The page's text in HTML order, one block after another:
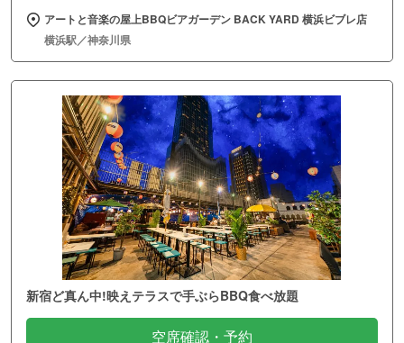
アートと音楽の屋上BBQビアガーデン BACK YARD 横浜ビブレ店
横浜駅／神奈川県
新宿ど真ん中!映えテラスで手ぶらBBQ食べ放題
空席確認・予約